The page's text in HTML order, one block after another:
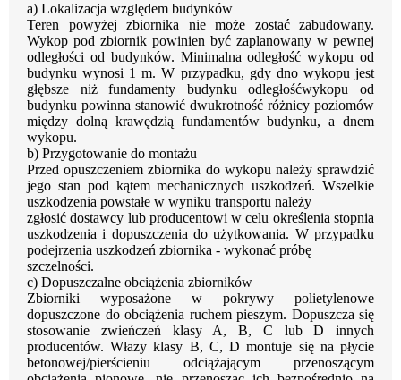
a) Lokalizacja względem budynków
Teren powyżej zbiornika
nie może
zostać zabudowany.
Wykop pod zbiornik powinien być zaplanowany w pewnej
odległości od budynków. Minimalna odległość wykopu od
budynkuwynosi 1 m. W przypadku, gdy dno wykopu jest
głębsze niż fundamenty budynku odległośćwykopu
od
budynku powinna stanowić dwukrotność różnicy poziomów
między dolną krawędzią fundamentów budynku, a dnem
wykopu.
b) Przygotowanie do montażu
Przed opuszczeniem zbiornika do wykopu należy sprawdzić
jego stan pod kątemmechanicznych uszkodzeń. Wszelkie
uszkodzenia powstałe w wyniku transportu należy
zgłosić dostawcy lub producentowi w celu określenia stopnia
uszkodzenia i dopuszczenia do użytkowania. W przypadku
podejrzenia uszkodzeń zbiornika - wykonać próbę
szczelności.
c) Dopuszczalne obciążenia zbiorników
Zbiorniki
wyposażone w pokrywy
polietylenowe
dopuszczone do obciążenia ruchem pieszym. Dopuszcza się
stosowanie zwieńczeń klasy A, B, C lub D innych
producentów. Włazy klasy B, C, D montuje się na płycie
betonowej/pierścieniu
odciążającym
przenoszącym